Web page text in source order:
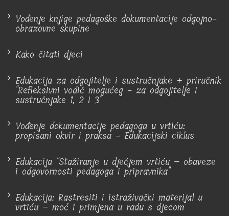
Vođenje knjige pedagoške dokumentacije odgojno-
obrazovne skupine
Kako čitati djeci
Edukacija za odgojitelje i sustručnjake + priručnik
"Refleksivni vodič mogućeg - za odgojitelje i
sustručnjake 1, 2 i 3"
Vođenje dokumentacije pedagoga u vrtiću:
propisani okvir i praksa - Edukacijski ciklus
Edukacija "Stažiranje u dječjem vrtiću – obaveze
i odgovornosti pedagoga i pripravnika"
Edukacija: Rastresiti i istraživački materijal u
vrtiću – moć i primjena u radu s djecom